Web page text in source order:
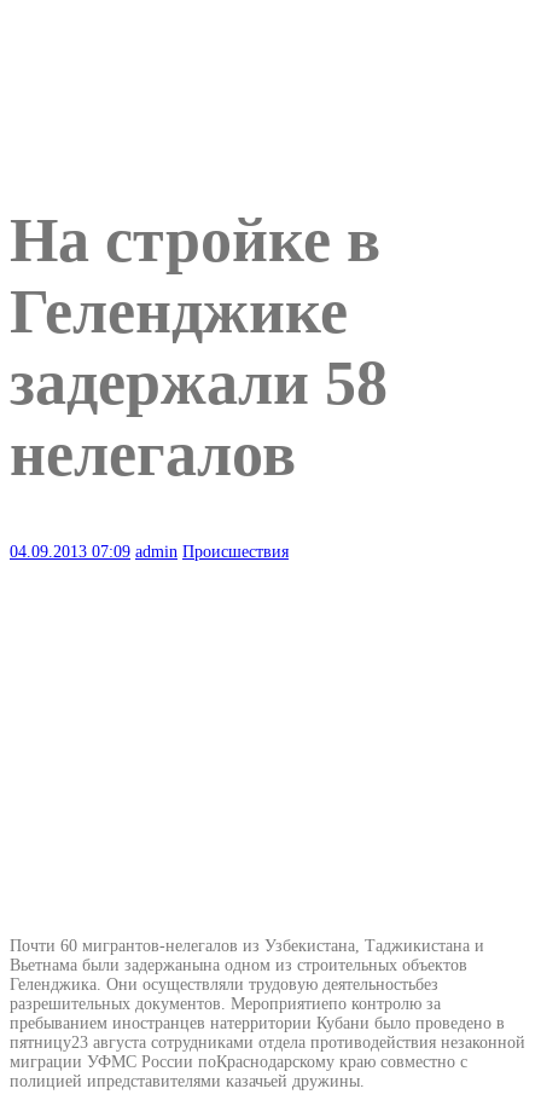
На стройке в
Геленджике
задержали 58
нелегалов
04.09.2013 07:09 admin Происшествия
Почти 60 мигрантов-нелегалов из Узбекистана, Таджикистана и
Вьетнама были задержанына одном из строительных объектов
Геленджика. Они осуществляли трудовую деятельностьбез
разрешительных документов. Мероприятиепо контролю за
пребыванием иностранцев натерритории Кубани было проведено в
пятницу23 августа сотрудниками отдела противодействия незаконной
миграции УФМС России поКраснодарскому краю совместно с
полицией ипредставителями казачьей дружины.